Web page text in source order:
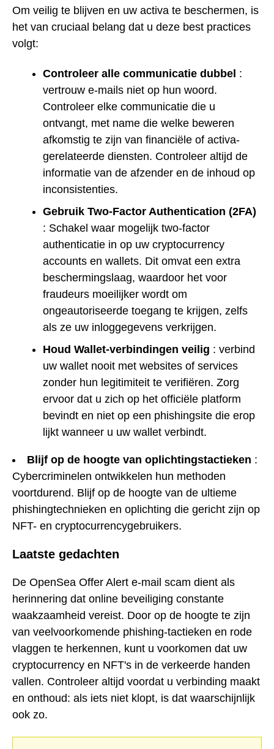
Om veilig te blijven en uw activa te beschermen, is
het van cruciaal belang dat u deze best practices
volgt:
Controleer alle communicatie dubbel :
vertrouw e-mails niet op hun woord.
Controleer elke communicatie die u
ontvangt, met name die welke beweren
afkomstig te zijn van financiële of activa-
gerelateerde diensten. Controleer altijd de
informatie van de afzender en de inhoud op
inconsistenties.
Gebruik Two-Factor Authentication (2FA)
: Schakel waar mogelijk two-factor
authenticatie in op uw cryptocurrency
accounts en wallets. Dit omvat een extra
beschermingslaag, waardoor het voor
fraudeurs moeilijker wordt om
ongeautoriseerde toegang te krijgen, zelfs
als ze uw inloggegevens verkrijgen.
Houd Wallet-verbindingen veilig : verbind
uw wallet nooit met websites of services
zonder hun legitimiteit te verifiëren. Zorg
ervoor dat u zich op het officiële platform
bevindt en niet op een phishingsite die erop
lijkt wanneer u uw wallet verbindt.
Blijf op de hoogte van oplichtingstactieken :
Cybercriminelen ontwikkelen hun methoden
voortdurend. Blijf op de hoogte van de ultieme
phishingtechnieken en oplichting die gericht zijn op
NFT- en cryptocurrencygebruikers.
Laatste gedachten
De OpenSea Offer Alert e-mail scam dient als
herinnering dat online beveiliging constante
waakzaamheid vereist. Door op de hoogte te zijn
van veelvoorkomende phishing-tactieken en rode
vlaggen te herkennen, kunt u voorkomen dat uw
cryptocurrency en NFT's in de verkeerde handen
vallen. Controleer altijd voordat u verbinding maakt
en onthoud: als iets niet klopt, is dat waarschijnlijk
ook zo.